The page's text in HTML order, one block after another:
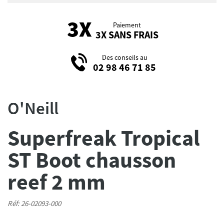
Paiement
3X SANS FRAIS
Des conseils au
02 98 46 71 85
O'Neill
Superfreak Tropical
ST Boot chausson
reef 2 mm
Réf: 26-02093-000